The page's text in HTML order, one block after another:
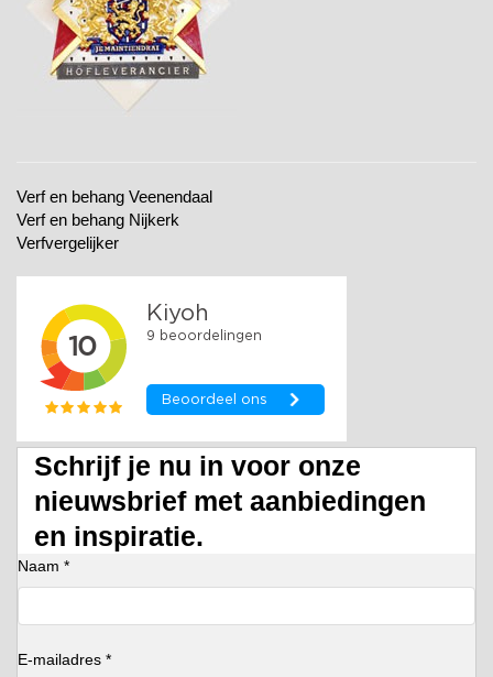
Verf en behang Veenendaal
Verf en behang Nijkerk
Verfvergelijker
Schrijf je nu in voor onze
nieuwsbrief met aanbiedingen
en inspiratie.
Naam *
E-mailadres *